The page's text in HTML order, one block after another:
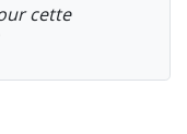
cette